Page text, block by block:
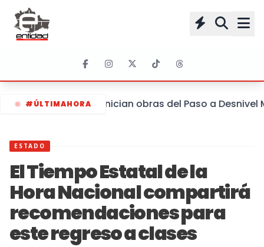
#ÚLTIMAHORA Inician obras del Paso a
ESTADO
El Tiempo Estatal de la
Hora Nacional compartirá
recomendaciones para
este regreso a clases